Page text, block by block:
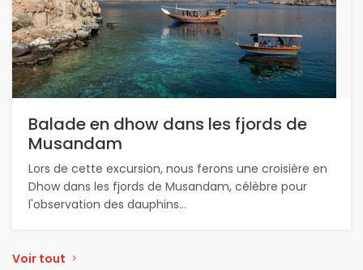
Balade en dhow dans les fjords de
Musandam
Lors de cette excursion, nous ferons une croisière en
Dhow dans les fjords de Musandam, célèbre pour
l'observation des dauphins...
Voir tout